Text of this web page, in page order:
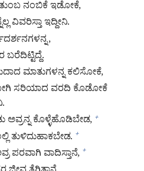
ನಂಬಿಕೆ ಇಡೋಕೆ,
ವಿವರಿಸ್ತಾ ಇದ್ದೀನಿ.
ಮಾತುಗಳನ್ನ ಕಲಿಸೋಕೆ,
ಸರಿಯಾದ ವರದಿ ಕೊಡೋಕೆ
ಅವ್ರನ್ನ ಕೊಳ್ಳೆಹೊಡಿಬೇಡ, +
ತುಳಿದುಹಾಕಬೇಡ. +
ವಾದಿಸ್ತಾನೆ, +